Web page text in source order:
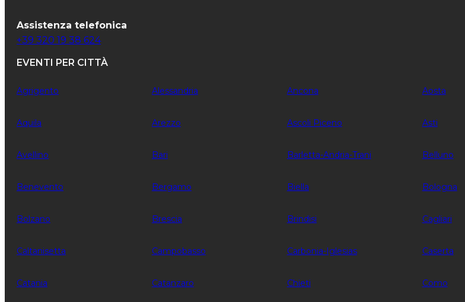
Assistenza telefonica
+39 320 19 38 624
EVENTI PER CITTÀ
Agrigento Alessandria Ancona Aosta
Aquila Arezzo Ascoli Piceno Asti
Avellino Bari Barletta-Andria-Trani Belluno
Benevento Bergamo Biella Bologna
Bolzano Brescia Brindisi Cagliari
Caltanisetta Campobasso Carbonia-Iglesias Caserta
Catania Catanzaro Chieti Como